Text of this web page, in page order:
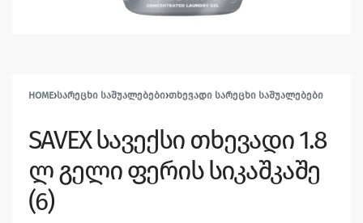
HOME›ᲡᲐᲠᲔᲪᲮᲘ ᲡᲐᲨᲣᲐᲚᲔᲑᲔᲑᲘ›ᲗᲮᲔᲕᲐᲓᲘ ᲡᲐᲠᲔᲪᲮᲘ ᲡᲐᲨᲣᲐᲚᲔᲑᲔᲑᲘ
SAVEX სავექსი თხევადი 1.8
ლ გელი ფერის სიკაშკაშე
(6)